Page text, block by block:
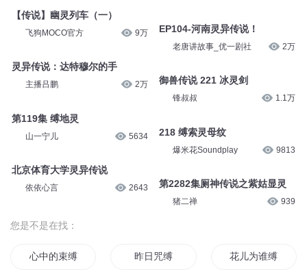
【传说】幽灵列车（一）
飞狗MOCO官方 9万
灵异传说：达特穆尔的手
主播吕鹏 2万
第119集 缚地灵
山一宁儿 5634
北京体育大学灵异传说
依依心言 2643
EP104-河南灵异传说！
老唐讲故事_优一剧社 2万
御兽传说 221 冰灵剑
锋叔叔 1.1万
218 缚索灵母纹
爆米花Soundplay 9813
第2282集厕神传说之紫姑显灵
猪二禅 939
您是不是在找：
心中的束缚 昨日咒缚 花儿为谁缚